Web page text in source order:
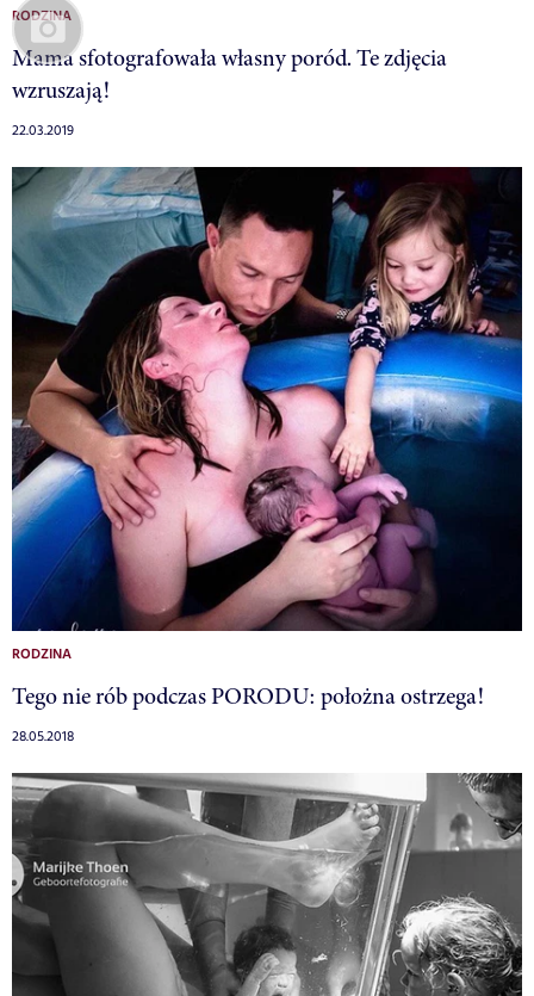
RODZINA
Mama sfotografowała własny poród. Te zdjęcia
wzruszają!
22.03.2019
RODZINA
Tego nie rób podczas PORODU: położna ostrzega!
28.05.2018